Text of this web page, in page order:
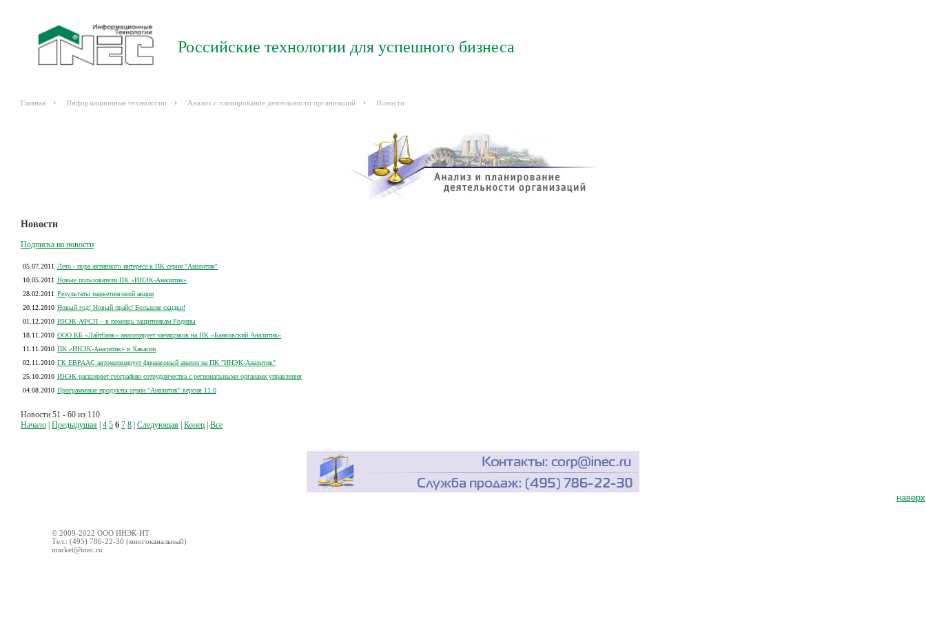
Российские технологии для успешного бизнеса
Главная Информационные технологии Анализ и планирование деятельности организаций Новости
Новости
Подписка на новости
05.07.2011
Лето - пора активного интереса к ПК серии "Аналитик"
10.05.2011 Новые пользователи ПК «ИНЭК-Аналитик»
28.02.2011 Результаты маркетинговой акции
20.12.2010 Новый год! Новый прайс! Большие скидки!
01.12.2010 ИНЭК-АФСП – в помощь защитникам Родины
18.11.2010 ООО КБ «Лайтбанк» анализирует заемщиков на ПК «Банковский Аналитик»
11.11.2010 ПК «ИНЭК-Аналитик» в Хакасии
02.11.2010 ГК ЕВРААС автоматизирует финансовый анализ на ПК "ИНЭК-Аналитик"
25.10.2010 ИНЭК расширяет географию сотрудничества с региональными органами управления
04.08.2010 Программные продукты серии "Аналитик" версия 11.0
Новости 51 - 60 из 110
Начало Предыдушая 4 5 6 7 8 Следующая Конец Все
наверх
© 2009-2022 ООО ИНЭК-ИТ
Тел.: (495) 786-22-30 (многоканальный)
market@inec.ru